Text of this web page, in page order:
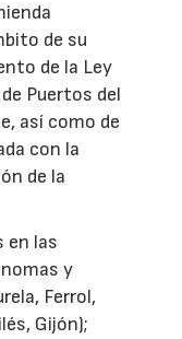
de su
de la Ley
Puertos del
así como de
con la
de la
en las
y
Ferrol,
Gijón);